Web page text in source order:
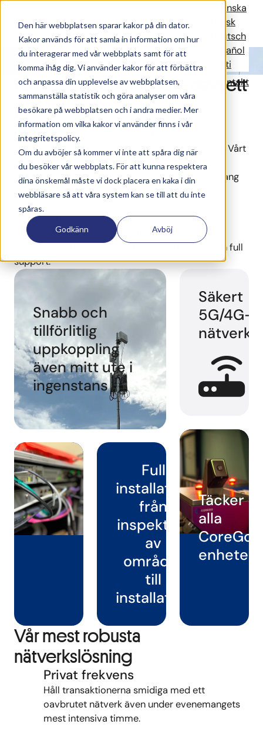
Den här webbplatsen sparar kakor på din dator.
Kakor används för att samla in information om hur
du interagerar med vår webbplats samt för att
komma ihåg dig. Vi använder kakor för att förbättra
och anpassa din upplevelse av webbplatsen,
sammanställa statistik och göra analyser om våra
besökare på webbplatsen och i andra medier. Mer
information om vilka kakor vi använder finns i vår
integritetspolicy.
Om du avböjer så kommer vi inte att spåra dig när
du besöker vår webbplats. För att kunna respektera
dina önskemål måste vi dock placera en kaka i din
webbläsare så att våra system kan se till att du inte
spåras.
Godkänn Avböj
Svenska
Norsk
Deutsch
Español
Eesti
LösningarReferenserNyheterOm CoreGo Kontakt
Privat nätverk
Snabba, säkraprivatanätverk för att driva
betalningar ochannaneventteknik sömlöst.
För stora evenemang – oavsett
plats
Ett stabilt nätverk är ryggraden i alla moderna
evenemang och nyckeln till effektiva betalningar. Vårt
privata nätverk är en perfekt lösning för stora
festivaler, idrottsevenemang och andra evenemang
och platser med tusentals besökare.
CoreGos privata nätverk säkerställer sömlösa
onlinebetalningar och tillförlitlig
evenemangsproduktion, allt med installation och full
support.
Snabb och
tillförlitlig
uppkoppling
även mitt ute i
ingenstans
Säkert
5G/4G-
nätverk
Täcker
alla
CoreGo-
enheter
Full
installation
från
inspektion
av
området
till
installation
Vår mest robusta
nätverkslösning
Privat frekvens
Håll transaktionerna smidiga med ett
oavbrutet nätverkäven underevenemangets
mest intensiva timme.